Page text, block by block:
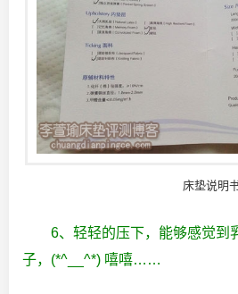
床垫说明
6、轻轻的压下，能够感觉到
子，(*^__^*) 嘻嘻……